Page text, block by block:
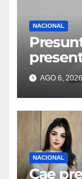
NACIONAL
Valeria
AGO 6, 2026
NACIONAL
Cae